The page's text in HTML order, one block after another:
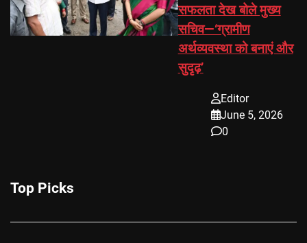
सफलता देख बोले मुख्य
सचिव—‘ग्रामीण
अर्थव्यवस्था को बनाएं और
सुदृढ़’
Editor
June 5, 2026
0
Top Picks